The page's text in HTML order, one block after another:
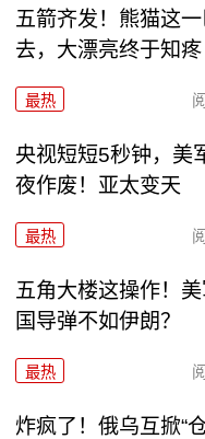
五箭齐发！熊猫这
去，大漂亮终于知疼
最热
央视短短5秒钟，美
夜作废！亚太变天
最热
五角大楼这操作！
国导弹不如伊朗？
最热
炸疯了！俄乌互掀“